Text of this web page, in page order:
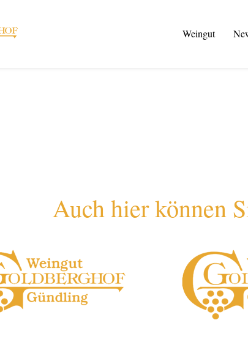
Weingut
Auch hier können